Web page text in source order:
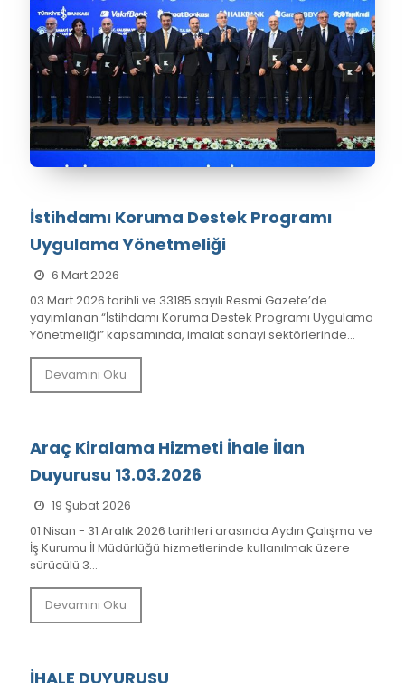
İstihdamı Koruma Destek Programı
Uygulama Yönetmeliği
6 Mart 2026
03 Mart 2026 tarihli ve 33185 sayılı Resmi Gazete’de
yayımlanan “İstihdamı Koruma Destek Programı Uygulama
Yönetmeliği” kapsamında, imalat sanayi sektörlerinde...
Devamını Oku
Araç Kiralama Hizmeti İhale İlan
Duyurusu 13.03.2026
19 Şubat 2026
01 Nisan - 31 Aralık 2026 tarihleri arasında Aydın Çalışma ve
İş Kurumu İl Müdürlüğü hizmetlerinde kullanılmak üzere
sürücülü 3...
Devamını Oku
İHALE DUYURUSU